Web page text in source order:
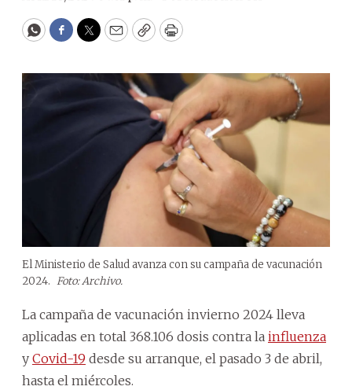
WhatsApp
Facebook
Twitter
EmailCopyPrint
El Ministerio de Salud avanza con su campaña de vacunación
2024. Foto: Archivo.
La campaña de vacunación invierno 2024 lleva
aplicadas en total 368.106 dosis contra la influenza
y Covid-19 desde su arranque, el pasado 3 de abril,
hasta el miércoles.